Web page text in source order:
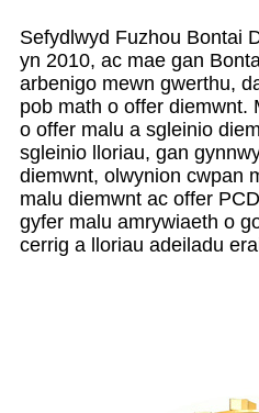
Sefydlwyd Fuzhou Bontai
yn 2010, ac mae gan
arbenigo mewn gwerthu,
pob math o offer diemwnt.
o offer malu a sgleinio
sgleinio lloriau, gan
diemwnt, olwynion cwpan
malu diemwnt ac offer
gyfer malu amrywiaeth o
cerrig a lloriau adeiladu